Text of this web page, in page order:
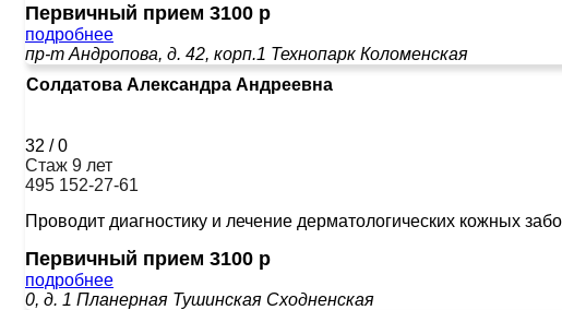
Первичный прием 3100 р
подробнее
пр-т Андропова, д. 42, корп.1 Технопарк Коломенская
Солдатова Александра Андреевна
32 /0
Стаж 9 лет
495 152-27-61
Проводит диагностику и лечение дерматологических кожных
Первичный прием 3100 р
подробнее
0, д. 1 Планерная Тушинская Сходненская